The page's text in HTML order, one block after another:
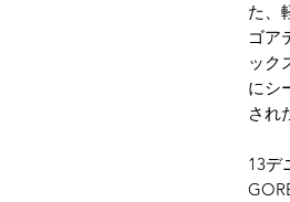
た、
ゴア
ック
にシ
され
13デ